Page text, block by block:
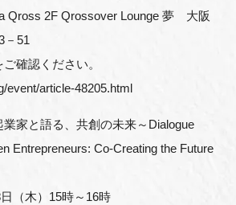
Qross 2F Qrossover Lounge 夢 大阪
－51
確認ください。
event/article-48205.html
業家と語る、共創の未来～Dialogue
Entrepreneurs: Co-Creating the Future
（木）15時～16時